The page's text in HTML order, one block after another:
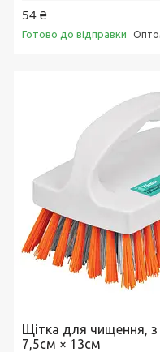
54 ₴
Готово до відправки
Щітка для чищення,
7,5см × 13см